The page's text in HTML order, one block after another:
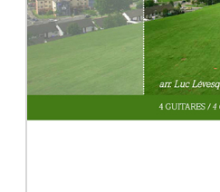
AUTRES PRODUITS